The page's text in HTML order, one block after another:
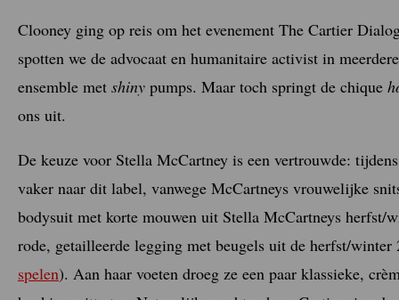
Clooney ging op reis om het evenement The Cartier
spotten we de advocaat en humanitaire activist in
ensemble met shiny pumps. Maar toch springt de chique
ons uit.
De keuze voor Stella McCartney is een vertrouwde:
vaker naar dit label, vanwege McCartneys vrouwelijke
bodysuit met korte mouwen uit Stella McCartneys herfst/
rode, getailleerde legging met beugels uit de herfst/
spelen). Aan haar voeten droeg ze een paar klassieke,